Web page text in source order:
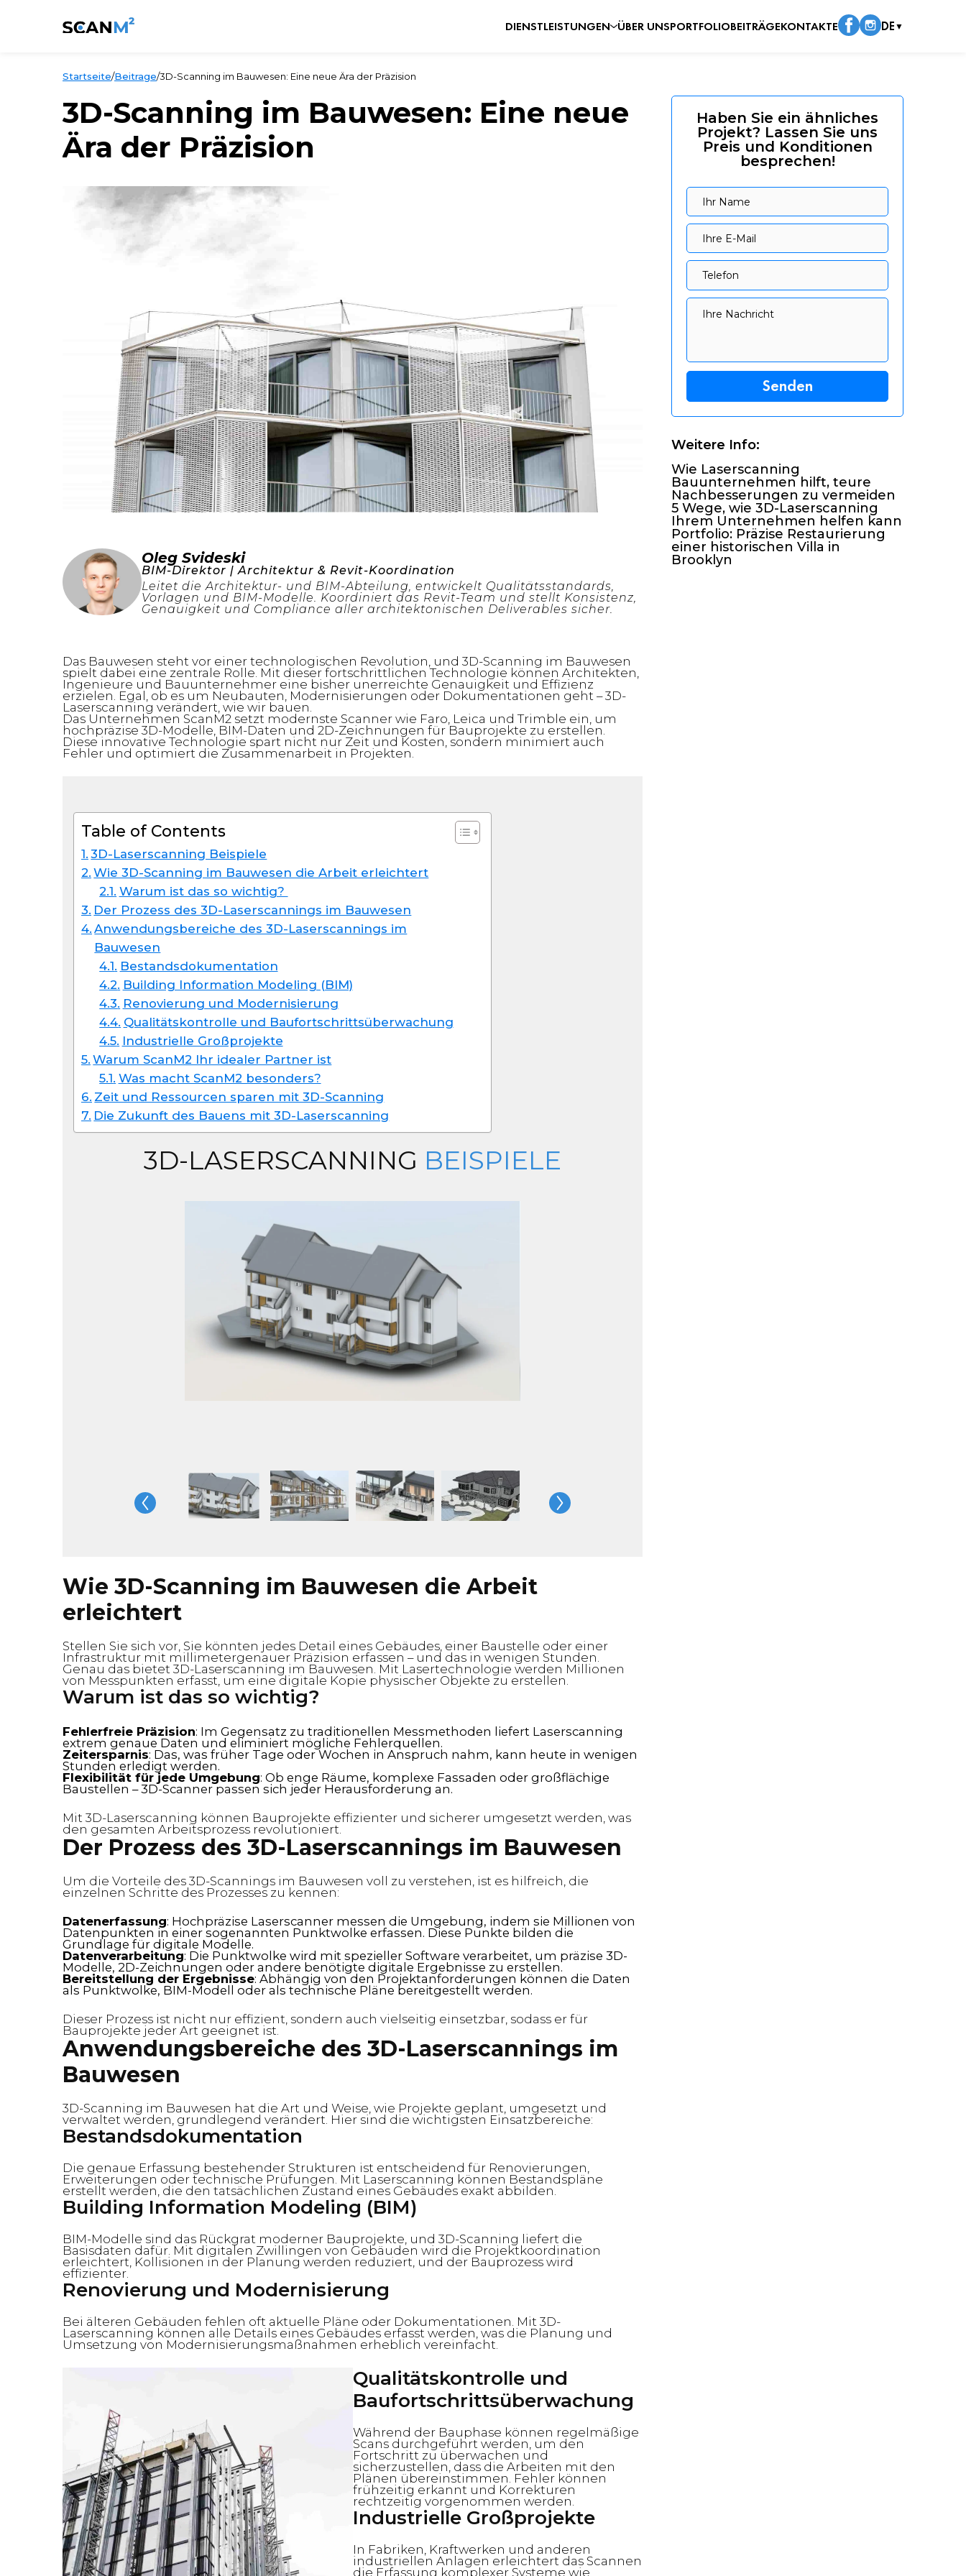
DIENSTLEISTUNGEN ÜBER UNSPORTFOLIOBEITRÄGEKONTAKTE DE▼
Startseite/Beitrage/3D-Scanning im Bauwesen: Eine neue Ära der Präzision
3D-Scanning im Bauwesen: Eine neue
Ära der Präzision
Oleg Svideski
BIM-Direktor | Architektur & Revit-Koordination
Leitet die Architektur- und BIM-Abteilung, entwickelt Qualitätsstandards,
Vorlagen und BIM-Modelle. Koordiniert das Revit-Team und stellt Konsistenz,
Genauigkeit und Compliance aller architektonischen Deliverables sicher.
Das Bauwesen steht vor einer technologischen Revolution, und 3D-Scanning im Bauwesen
spielt dabei eine zentrale Rolle. Mit dieser fortschrittlichen Technologie können Architekten,
Ingenieure und Bauunternehmer eine bisher unerreichte Genauigkeit und Effizienz
erzielen. Egal, ob es um Neubauten, Modernisierungen oder Dokumentationen geht – 3D-
Laserscanning verändert, wie wir bauen.
Das Unternehmen ScanM2 setzt modernste Scanner wie Faro, Leica und Trimble ein, um
hochpräzise 3D-Modelle, BIM-Daten und 2D-Zeichnungen für Bauprojekte zu erstellen.
Diese innovative Technologie spart nicht nur Zeit und Kosten, sondern minimiert auch
Fehler und optimiert die Zusammenarbeit in Projekten.
Table of Contents
3D-Laserscanning Beispiele
Wie 3D-Scanning im Bauwesen die Arbeit erleichtert
Warum ist das so wichtig?
Der Prozess des 3D-Laserscannings im Bauwesen
Anwendungsbereiche des 3D-Laserscannings im
Bauwesen
Bestandsdokumentation
Building Information Modeling (BIM)
Renovierung und Modernisierung
Qualitätskontrolle und Baufortschrittsüberwachung
Industrielle Großprojekte
Warum ScanM2 Ihr idealer Partner ist
Was macht ScanM2 besonders?
Zeit und Ressourcen sparen mit 3D-Scanning
Die Zukunft des Bauens mit 3D-Laserscanning
3D-LASERSCANNING BEISPIELE
Wie 3D-Scanning im Bauwesen die Arbeit
erleichtert
Stellen Sie sich vor, Sie könnten jedes Detail eines Gebäudes, einer Baustelle oder einer
Infrastruktur mit millimetergenauer Präzision erfassen – und das in wenigen Stunden.
Genau das bietet 3D-Laserscanning im Bauwesen. Mit Lasertechnologie werden Millionen
von Messpunkten erfasst, um eine digitale Kopie physischer Objekte zu erstellen.
Warum ist das so wichtig?
Fehlerfreie Präzision: Im Gegensatz zu traditionellen Messmethoden liefert Laserscanning
extrem genaue Daten und eliminiert mögliche Fehlerquellen.
Zeitersparnis: Das, was früher Tage oder Wochen in Anspruch nahm, kann heute in wenigen
Stunden erledigt werden.
Flexibilität für jede Umgebung: Ob enge Räume, komplexe Fassaden oder großflächige
Baustellen – 3D-Scanner passen sich jeder Herausforderung an.
Mit 3D-Laserscanning können Bauprojekte effizienter und sicherer umgesetzt werden, was
den gesamten Arbeitsprozess revolutioniert.
Der Prozess des 3D-Laserscannings im Bauwesen
Um die Vorteile des 3D-Scannings im Bauwesen voll zu verstehen, ist es hilfreich, die
einzelnen Schritte des Prozesses zu kennen:
Datenerfassung: Hochpräzise Laserscanner messen die Umgebung, indem sie Millionen von
Datenpunkten in einer sogenannten Punktwolke erfassen. Diese Punkte bilden die
Grundlage für digitale Modelle.
Datenverarbeitung: Die Punktwolke wird mit spezieller Software verarbeitet, um präzise 3D-
Modelle, 2D-Zeichnungen oder andere benötigte digitale Ergebnisse zu erstellen.
Bereitstellung der Ergebnisse: Abhängig von den Projektanforderungen können die Daten
als Punktwolke, BIM-Modell oder als technische Pläne bereitgestellt werden.
Dieser Prozess ist nicht nur effizient, sondern auch vielseitig einsetzbar, sodass er für
Bauprojekte jeder Art geeignet ist.
Anwendungsbereiche des 3D-Laserscannings im
Bauwesen
3D-Scanning im Bauwesen hat die Art und Weise, wie Projekte geplant, umgesetzt und
verwaltet werden, grundlegend verändert. Hier sind die wichtigsten Einsatzbereiche:
Bestandsdokumentation
Die genaue Erfassung bestehender Strukturen ist entscheidend für Renovierungen,
Erweiterungen oder technische Prüfungen. Mit Laserscanning können Bestandspläne
erstellt werden, die den tatsächlichen Zustand eines Gebäudes exakt abbilden.
Building Information Modeling (BIM)
BIM-Modelle sind das Rückgrat moderner Bauprojekte, und 3D-Scanning liefert die
Basisdaten dafür. Mit digitalen Zwillingen von Gebäuden wird die Projektkoordination
erleichtert, Kollisionen in der Planung werden reduziert, und der Bauprozess wird
effizienter.
Renovierung und Modernisierung
Bei älteren Gebäuden fehlen oft aktuelle Pläne oder Dokumentationen. Mit 3D-
Laserscanning können alle Details eines Gebäudes erfasst werden, was die Planung und
Umsetzung von Modernisierungsmaßnahmen erheblich vereinfacht.
Qualitätskontrolle und
Baufortschrittsüberwachung
Während der Bauphase können regelmäßige
Scans durchgeführt werden, um den
Fortschritt zu überwachen und
sicherzustellen, dass die Arbeiten mit den
Plänen übereinstimmen. Fehler können
frühzeitig erkannt und Korrekturen
rechtzeitig vorgenommen werden.
Industrielle Großprojekte
In Fabriken, Kraftwerken und anderen
industriellen Anlagen erleichtert das Scannen
die Erfassung komplexer Systeme wie
Haben Sie ein ähnliches
Projekt? Lassen Sie uns
Preis und Konditionen
besprechen!
Ihr Name
Ihr Name
Ihre E-Mail
Ihre E-Mail
Telefon
Telefon
Ihre Nachricht
Ihre Nachricht
Weitere Info:
Wie Laserscanning
Bauunternehmen hilft, teure
Nachbesserungen zu vermeiden
5 Wege, wie 3D-Laserscanning
Ihrem Unternehmen helfen kann
Portfolio: Präzise Restaurierung
einer historischen Villa in
Brooklyn